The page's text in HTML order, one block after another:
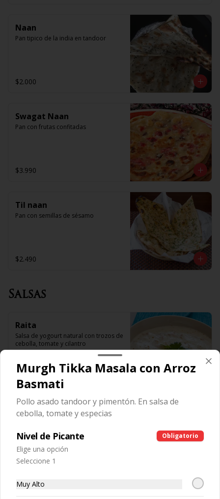
Naan
Pan tipico de la india en tandoor
$2.000
Swagat Naan
Pan con frutas confitadas
$3.990
Til naan
Pan con semillas de sésamo
$2.490
Salsas
Raita
Salsa de yogourt natural con trozos de
cebolla, tomate y cilantro
$3.990
Postres
Gulab Jamun
Albóndigas de leche en fino almibar y
especias
Murgh Tikka Masala con Arroz
Basmati
Pollo asado tandoor y pimentón. En salsa de
cebolla, tomate y especias
Nivel de Picante Obligatorio
Elige una opción
Seleccione 1
Muy Alto